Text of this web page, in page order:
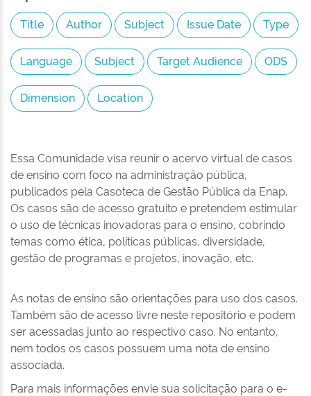
Essa Comunidade visa reunir o acervo virtual de casos
de ensino com foco na administração pública,
publicados pela Casoteca de Gestão Pública da Enap.
Os casos são de acesso gratuito e pretendem estimular
o uso de técnicas inovadoras para o ensino, cobrindo
temas como ética, políticas públicas, diversidade,
gestão de programas e projetos, inovação, etc.
As notas de ensino são orientações para uso dos casos.
Também são de acesso livre neste repositório e podem
ser acessadas junto ao respectivo caso. No entanto,
nem todos os casos possuem uma nota de ensino
associada.
Para mais informações envie sua solicitação para o e-